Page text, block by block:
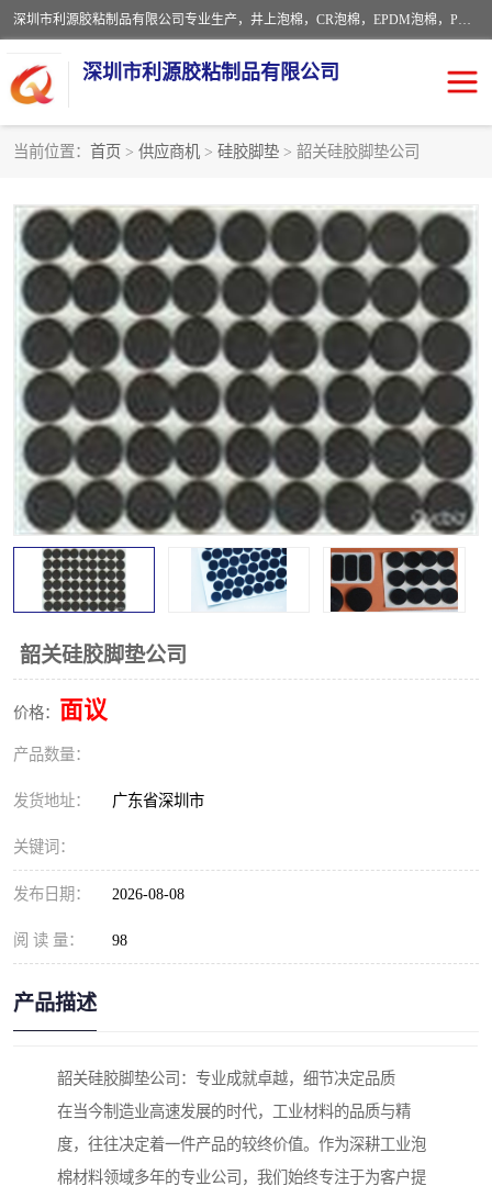
深圳市利源胶粘制品有限公司专业生产，井上泡棉，CR泡棉，EPDM泡棉，PORON泡棉厚度剖切，公差正负0.1mm，硅胶条，脚垫，异形一次成型，雕刻EVA海绵；包装材料:精密仪器、医疗器具、运输时缓冲、防震材料。建筑:住房装潢材料、房屋门窗密封；轻便、强韧性：轻便并且具有较强的韧性，良好的耐油性与耐溶剂性。隔热性：导热性低具有优越的保温性，具有的回弹性。
深圳市利源胶粘制品有限公司
当前位置： 首页 > 供应商机 > 硅胶脚垫 > 韶关硅胶脚垫公司
韶关硅胶脚垫公司
价格： 面议
产品数量：
发货地址： 广东省深圳市
关键词：
发布日期： 2026-08-08
阅 读 量： 98
产品描述
韶关硅胶脚垫公司：专业成就卓越，细节决定品质
在当今制造业高速发展的时代，工业材料的品质与精
度，往往决定着一件产品的较终价值。作为深耕工业泡
棉材料领域多年的专业公司，我们始终专注于为客户提
PORON泡棉 防火海绵
EVA珍珠棉异形 硅胶脚垫
佛橡胶泡棉